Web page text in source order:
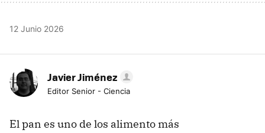
12 Junio 2026
Javier Jiménez
Editor Senior - Ciencia
El pan es uno de los alimento más